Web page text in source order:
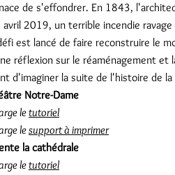
de s'effondrer. En 1843,
2019, un terrible incendie
est lancé de faire reconstruire le
réflexion sur le réaménagement et
d'imaginer la suite de l'histoire de
Notre-Dame
letutoriel
lesupport à imprimer
la cathédrale
letutoriel